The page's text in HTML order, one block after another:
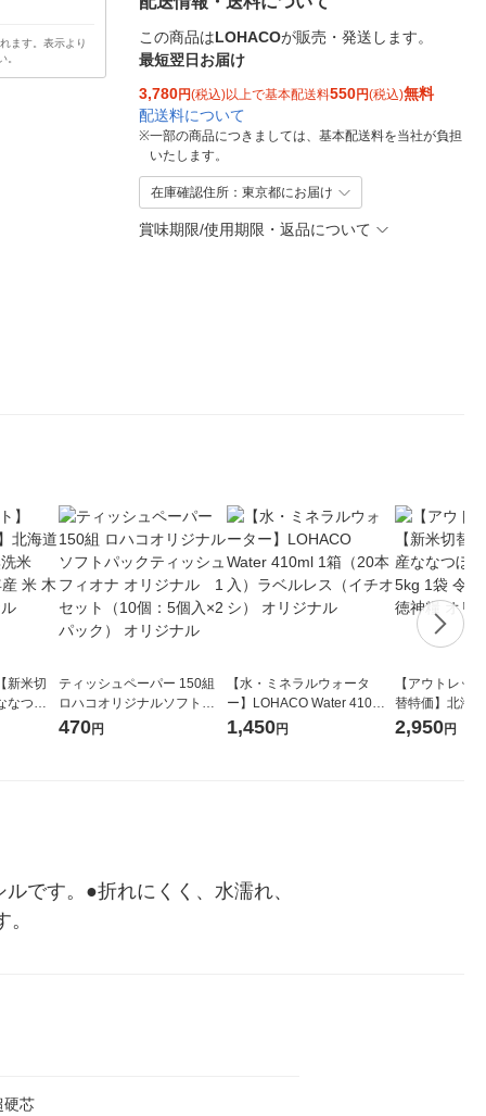
ます。表示より
。
この商品はLOHACOが販売・発送します。
最短翌日お届け
3,780円(税込)以上で基本配送料550円(税込)無料
配送料について
※一部の商品につきましては、基本配送料を当社が負担
いたします。
在庫確認住所：東京都にお届け
賞味期限/使用期限・返品について
新米切
なつぼ
和7年産
ティッシュペーパー 150組
ロハコオリジナルソフトパ
ックティッシュ フィオナ オ
470円
【水・ミネラルウォータ
ー】LOHACO Water 410ml
1箱（20本入）ラベルレス
1,450円
【アウトレッ
替特価】北海
し 精白米 5kg
2,950円
です。●折れにくく、水濡れ、
硬芯